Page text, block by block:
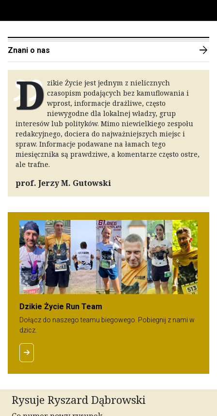
Znani o nas arrow_forward
D zikie Życie jest jednym z nielicznych
czasopism podających bez kamuflowania i
wprost, informacje drażliwe, często
niewygodne dla lokalnej władzy, grup
interesów lub polityków. Mimo niewielkiego zespołu
redakcyjnego, dociera do najważniejszych miejsc i
spraw. Informacje podawane na łamach tego
miesięcznika są prawdziwe, a komentarze często ostre,
ale trafne.
prof. Jerzy M. Gutowski
Dzikie Życie Run Team
Dołącz do naszego teamu biegowego. Pobiegnij z nami w
dzicz.
Rysuje Ryszard Dąbrowski